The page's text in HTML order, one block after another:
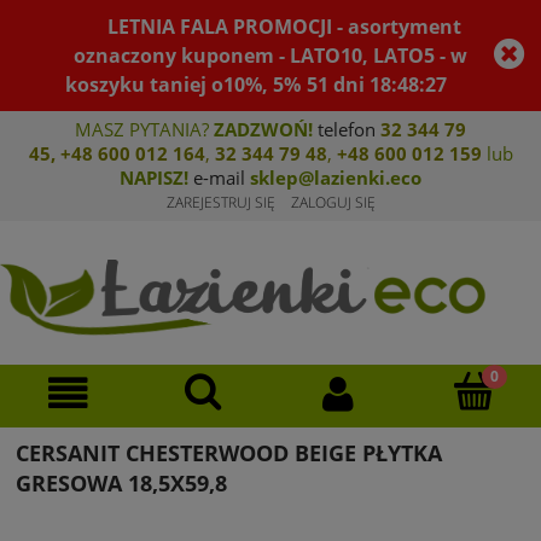
LETNIA FALA PROMOCJI - asortyment
oznaczony kuponem - LATO10, LATO5 - w
koszyku taniej o10%, 5% 51 dni 18:48:27
MASZ PYTANIA? ZADZWOŃ! telefon 32 344 79
45, +48 600 012 164, 32 344 79 48, +48 600 012 159 lub
NAPISZ! e-mail sklep@lazienki.eco
ZAREJESTRUJ SIĘ ZALOGUJ SIĘ
CERSANIT CHESTERWOOD BEIGE PŁYTKA
GRESOWA 18,5X59,8